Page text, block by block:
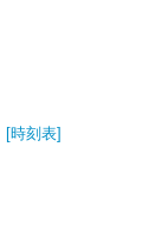
[時刻表]